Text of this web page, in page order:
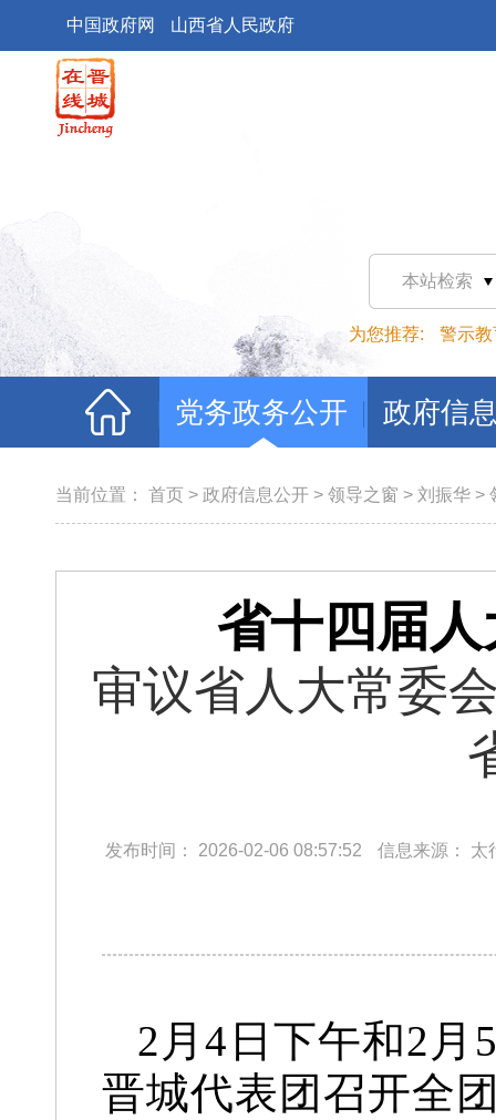
中国政府网 山西省人民政府
本站检索
为您推荐: 警示教
党务政务公开 政府信
当前位置： 首页 > 政府信息公开 > 领导之窗 > 刘振华 >
省十四届
审议省人大常委
发布时间： 2026-02-06 08:57:52 信息来源： 太
2月4日下午和2月
晋城代表团召开全